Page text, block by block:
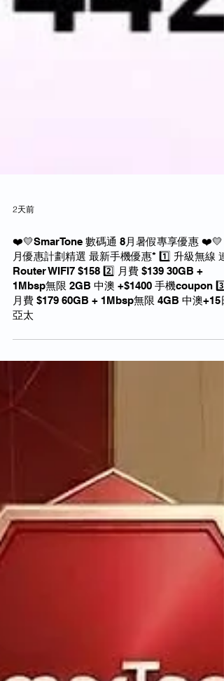
❤️💛SmarTone 數碼通 8月暑假專享優惠 ❤️💛
月優惠計劃精選 最新手機優惠* 1️⃣ 升級無線 連
Router WIFI7 $158 2️⃣ 月費 $139 30GB +
1Mbsp無限 2GB 中澳 +$1400 手機coupon 3️⃣
月費 $179 60GB + 1Mbsp無限 4GB 中澳+15
亞太